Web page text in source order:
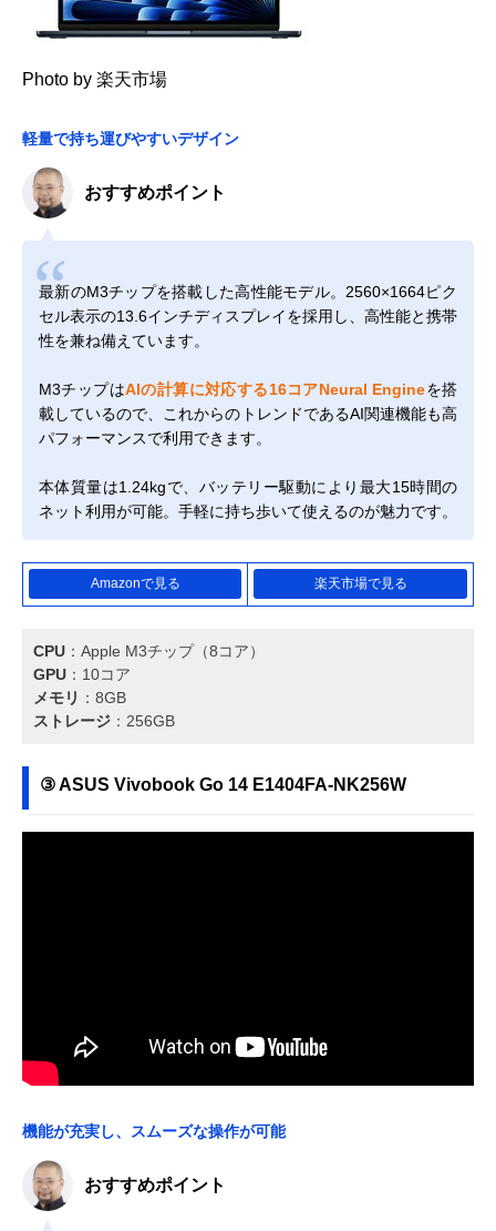
Photo by 楽天市場
軽量で持ち運びやすいデザイン
おすすめポイント
最新のM3チップを搭載した高性能モデル。2560×1664ピク
セル表示の13.6インチディスプレイを採用し、高性能と携帯
性を兼ね備えています。
M3チップはAIの計算に対応する16コアNeural Engineを搭
載しているので、これからのトレンドであるAI関連機能も高
パフォーマンスで利用できます。
本体質量は1.24kgで、バッテリー駆動により最大15時間の
ネット利用が可能。手軽に持ち歩いて使えるのが魅力です。
Amazonで見る 楽天市場で見る
CPU ：Apple M3チップ（8コア）
GPU ：10コア
メモリ ：8GB
ストレージ ：256GB
③ ASUS Vivobook Go 14 E1404FA-NK256W
機能が充実し、スムーズな操作が可能
おすすめポイント